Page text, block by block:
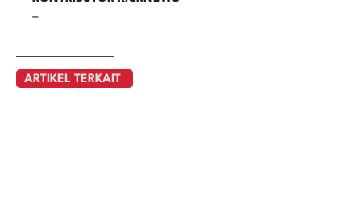
–
ARTIKEL TERKAIT